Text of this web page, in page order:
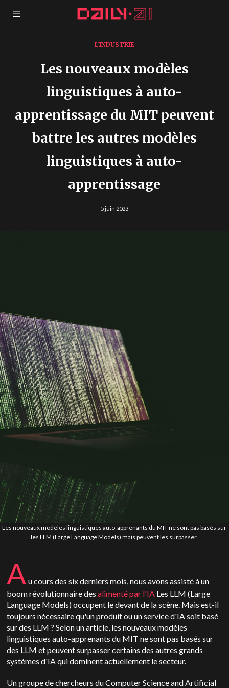
L'INDUSTRIE
Les nouveaux modèles
linguistiques à auto-
apprentissage du MIT peuvent
battre les autres modèles
linguistiques à auto-
apprentissage
5 juin 2023
Les nouveaux modèles linguistiques auto-apprenants du MIT ne sont pas basés sur
les LLM (Large Language Models) mais peuvent les surpasser.
A u cours des six derniers mois, nous avons assisté à un
boom révolutionnaire desalimenté par l'IA Les LLM (Large
Language Models) occupent le devant de la scène. Mais est-il
toujours nécessaire qu'un produit ou un service d'IA soit basé
sur des LLM ? Selon un article, les nouveaux modèles
linguistiques auto-apprenants du MIT ne sont pas basés sur
des LLM et peuvent surpasser certains des autres grands
systèmes d'IA qui dominent actuellement le secteur.
Un groupe de chercheurs du Computer Science and Artificial